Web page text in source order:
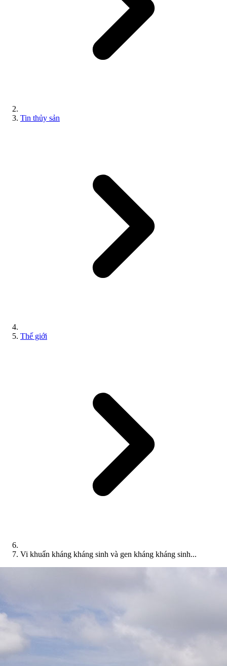
Tin thủy sản
Thế giới
Vi khuẩn kháng kháng sinh và gen kháng kháng sinh...